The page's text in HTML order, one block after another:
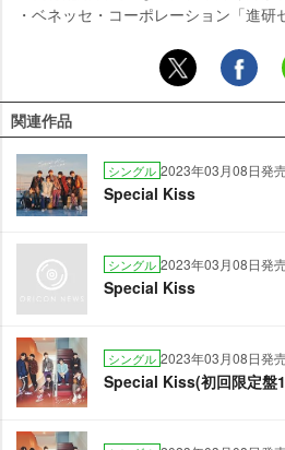
・ベネッセ・コーポレーション「進研
関連作品
シングル 2023年03月08日発
Special Kiss
シングル 2023年03月08日発
Special Kiss
シングル 2023年03月08日発
Special Kiss(初回限定盤